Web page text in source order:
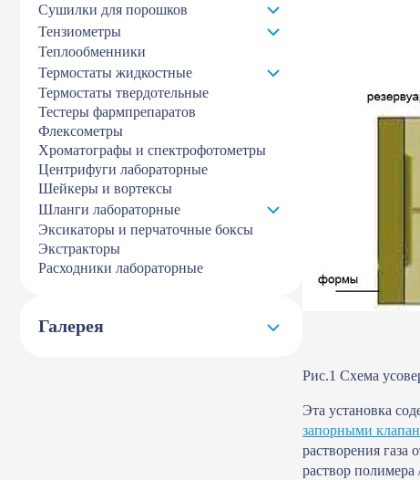
Сушилки для порошков
Тензиометры
Теплообменники
Термостаты жидкостные
Термостаты твердотельные
Тестеры фармпрепаратов
Флексометры
Хроматографы и спектрофотометры
Центрифуги лабораторные
Шейкеры и вортексы
Шланги лабораторные
Эксикаторы и перчаточные боксы
Экстракторы
Расходники лабораторные
Галерея
Рис.1 Схема
Эта установка
запорными
растворения
раствор